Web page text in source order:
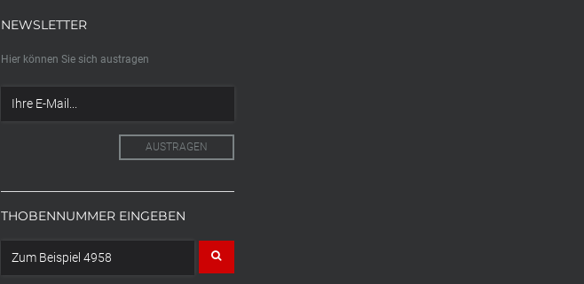
NEWSLETTER
Hier können Sie sich austragen
THOBENNUMMER EINGEBEN